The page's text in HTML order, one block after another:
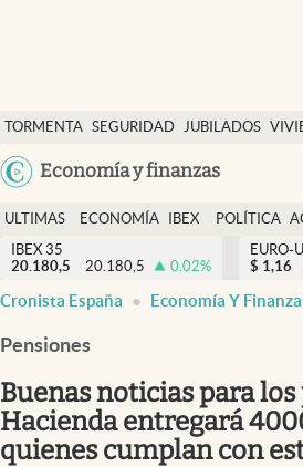
TORMENTA SEGURIDAD JUBILADOS
Economía y finanzas
Economía y finanzas
Política
Actualidad
Criptomonedas
España
ULTIMAS
NOTICIAS
ECONOMÍA
FINANZAS
IBEX
EURO
POLÍTICA
IBEX 35
20.180,5
20.180,5 0.02%
EURO-
$ 1,16
Cronista España Economía Y
Pensiones
Buenas noticias para
Hacienda entregará
quienes cumplan con